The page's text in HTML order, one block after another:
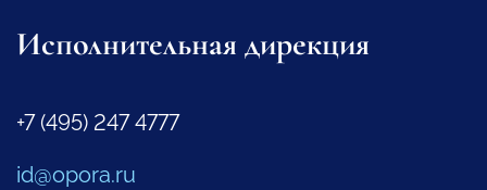
Исполнительная дирекция
+7 (495) 247 4777
id@opora.ru